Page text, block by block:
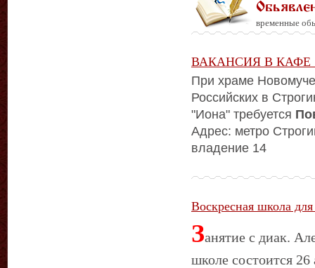
временные
ВАКАНСИЯ В КАФЕ
При храме
Российских в
"Иона" требуется
Адрес: метро
владение 14
Воскресная школа
Занятие с диак.
школе состоится 26